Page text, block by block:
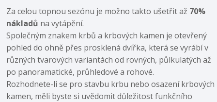
Za celou topnou sezónu je možno takto ušetřit až 70%
nákladů na vytápění.
Společným znakem krbů a krbových kamen je otevřený
pohled do ohně přes prosklená dvířka, která se vyrábí v
různých tvarových variantách od rovných, půlkulatých až
po panoramatické, průhledové a rohové.
Rozhodnete-li se pro stavbu krbu nebo osazení krbových
kamen, měli byste si uvědomit důležitost funkčního